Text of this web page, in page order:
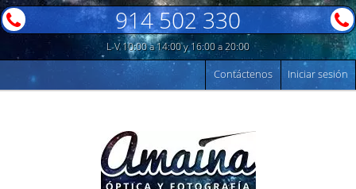
914 502 330
L-V 10:00 a 14:00 y 16:00 a 20:00
Iniciar sesión
Contáctenos